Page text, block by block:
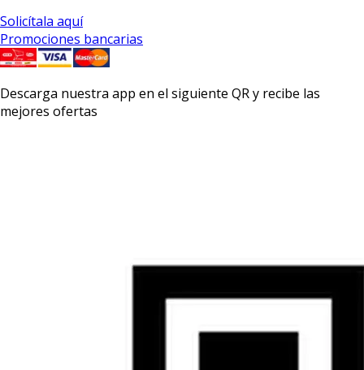
Solicítala aquí
Promociones bancarias
Descarga nuestra app en el siguiente QR y recibe las
mejores ofertas